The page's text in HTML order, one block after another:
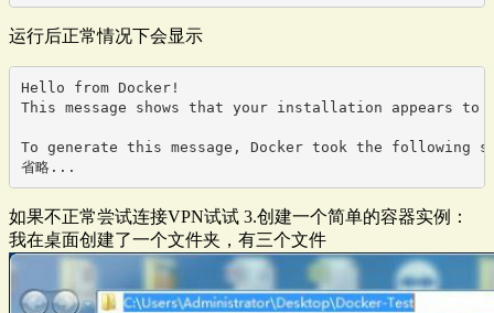
运行后正常情况下会显示
Hello from Docker!
This message shows that your installation appears to
To generate this message, Docker took the following
省略...
如果不正常尝试连接VPN试试 3.创建一个简单的容器实例：
我在桌面创建了一个文件夹，有三个文件